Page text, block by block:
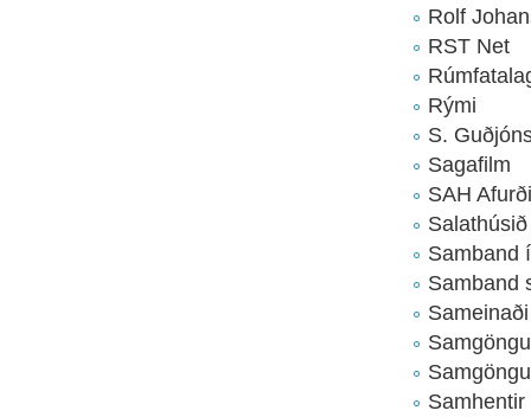
Rolf
RST Net
Rými
S.
Sagafilm
SAH
Salathúsið
Samband
Samband
Samhentir